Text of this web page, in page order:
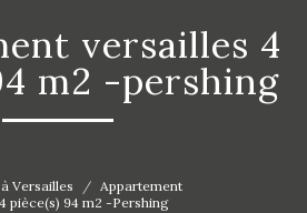
m2 -pershing
Versailles
Appartement
pièce(s) 94 m2 -Pershing